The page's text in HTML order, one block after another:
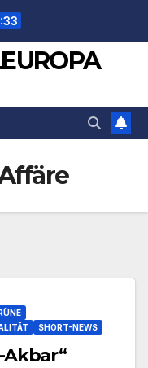
SHORT-NEWS